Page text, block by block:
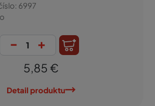
951
- +
2,49 €
Detail produktu